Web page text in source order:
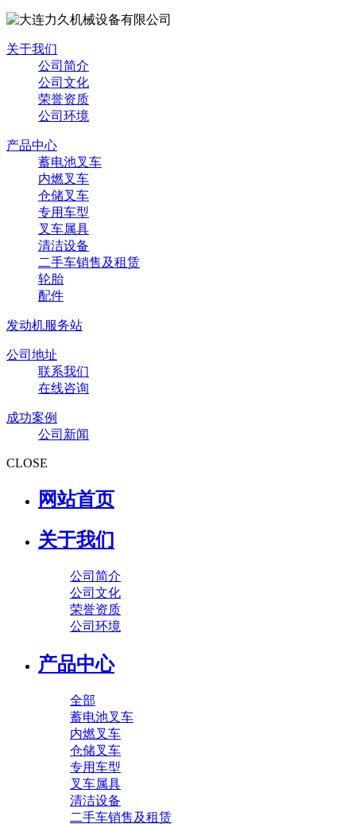
关于我们
公司简介
公司文化
荣誉资质
公司环境
产品中心
蓄电池叉车
内燃叉车
仓储叉车
专用车型
叉车属具
清洁设备
二手车销售及租赁
轮胎
配件
发动机服务站
公司地址
联系我们
在线咨询
成功案例
公司新闻
CLOSE
网站首页
关于我们
公司简介
公司文化
荣誉资质
公司环境
产品中心
全部
蓄电池叉车
内燃叉车
仓储叉车
专用车型
叉车属具
清洁设备
二手车销售及租赁